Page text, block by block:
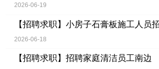
2026-06-19
【招聘求职】 小房子石膏板施工人员
2026-06-18
【招聘求职】 招聘家庭清洁员工南边